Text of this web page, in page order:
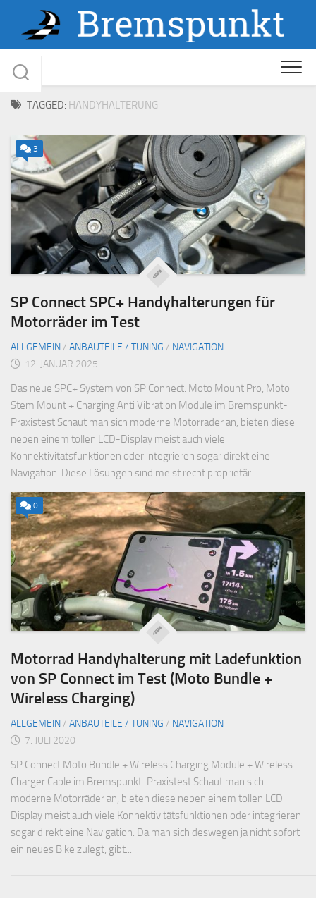
content
TAGGED: HANDYHALTERUNG
3
SP Connect SPC+ Handyhalterungen für
Motorräder im Test
ALLGEMEIN/ ANBAUTEILE / TUNING / NAVIGATION
12. JANUAR 2025
Das neue SPC+ System von SP Connect: Moto Mount Pro, Moto
Stem Mount + Charging Anti Vibration Module im Bremspunkt-
Praxistest Schaut man sich moderne Motorräder an, bieten diese
neben einem tollen LCD-Display meist auch viele
Konnektivitätsfunktionen oder integrieren sogar direkt eine
Navigation. Diese Lösungen sind meist recht proprietär...
0
Motorrad Handyhalterung mit Ladefunktion
von SP Connect im Test (Moto Bundle +
Wireless Charging)
ALLGEMEIN/ ANBAUTEILE / TUNING / NAVIGATION
7. JULI 2020
SP Connect Moto Bundle + Wireless Charging Module + Wireless
Charger Cable im Bremspunkt-Praxistest Schaut man sich
moderne Motorräder an, bieten diese neben einem tollen LCD-
Display meist auch viele Konnektivitätsfunktionen oder integrieren
sogar direkt eine Navigation. Da man sich deswegen ja nicht sofort
ein neues Bike zulegt, gibt...